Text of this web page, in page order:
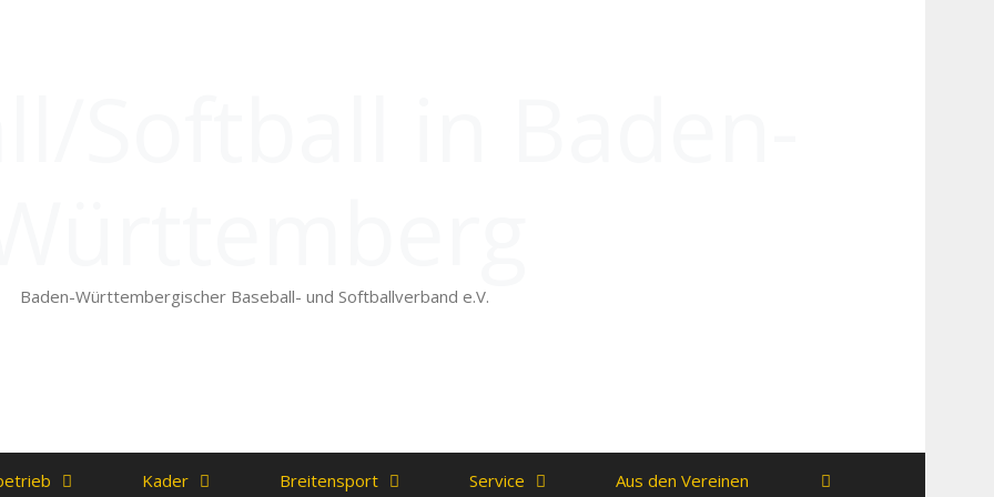
Baden-Württembergischer Baseball- und Softballverband e.V.
Kader Breitensport Service Aus den Vereinen